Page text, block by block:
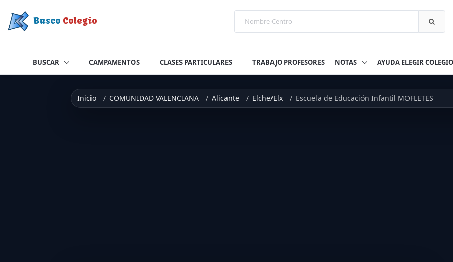
Busco Colegio
BUSCAR CAMPAMENTOS CLASES PARTICULARES TRABAJO PROFESORES NOTAS AYUDA ELEGIR COLEGIO
Inicio COMUNIDAD VALENCIANA Alicante Elche/Elx Escuela de Educación Infantil MOFLETES